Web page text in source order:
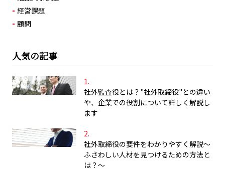
経営課題
顧問
人気の記事
社外監査役とは？"社外取締役"との違い
や、企業での役割について詳しく解説し
ます
社外取締役の要件をわかりやすく解説～
ふさわしい人材を見つけるための方法と
は？～